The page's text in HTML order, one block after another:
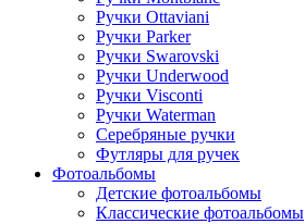
Ручки Ottaviani
Ручки Parker
Ручки Swarovski
Ручки Underwood
Ручки Visconti
Ручки Waterman
Серебряные ручки
Футляры для ручек
Фотоальбомы
Детские фотоальбомы
Классические фотоальбомы